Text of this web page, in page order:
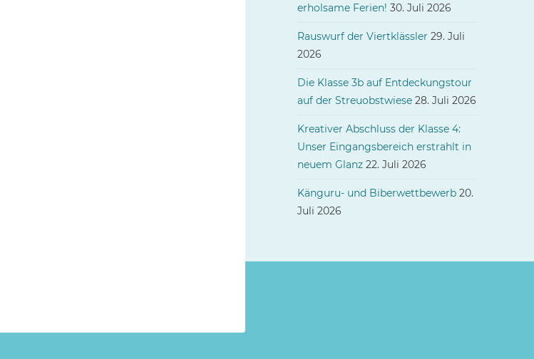
erholsame Ferien! 30. Juli 2026
Rauswurf der Viertklässler 29. Juli
2026
Die Klasse 3b auf Entdeckungstour
auf der Streuobstwiese 28. Juli 2026
Kreativer Abschluss der Klasse 4:
Unser Eingangsbereich erstrahlt in
neuem Glanz 22. Juli 2026
Känguru- und Biberwettbewerb 20.
Juli 2026